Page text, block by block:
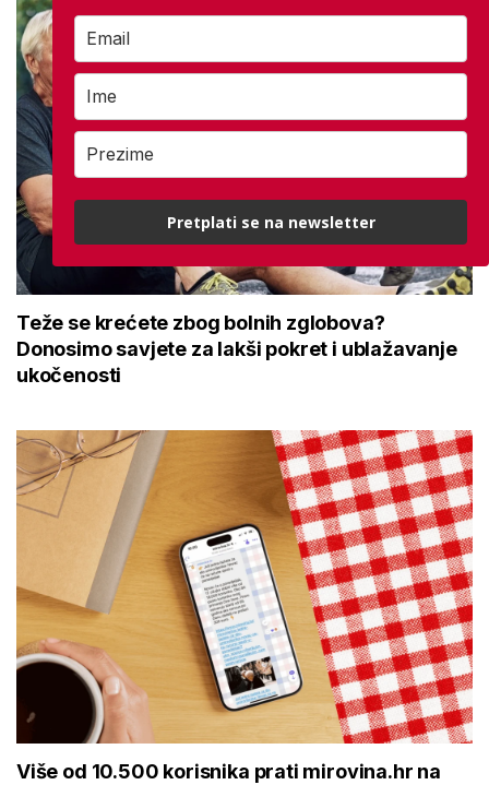
Teže se krećete zbog bolnih zglobova?
Donosimo savjete za lakši pokret i ublažavanje
ukočenosti
Više od 10.500 korisnika prati mirovina.hr na
Pretplati se na newsletter